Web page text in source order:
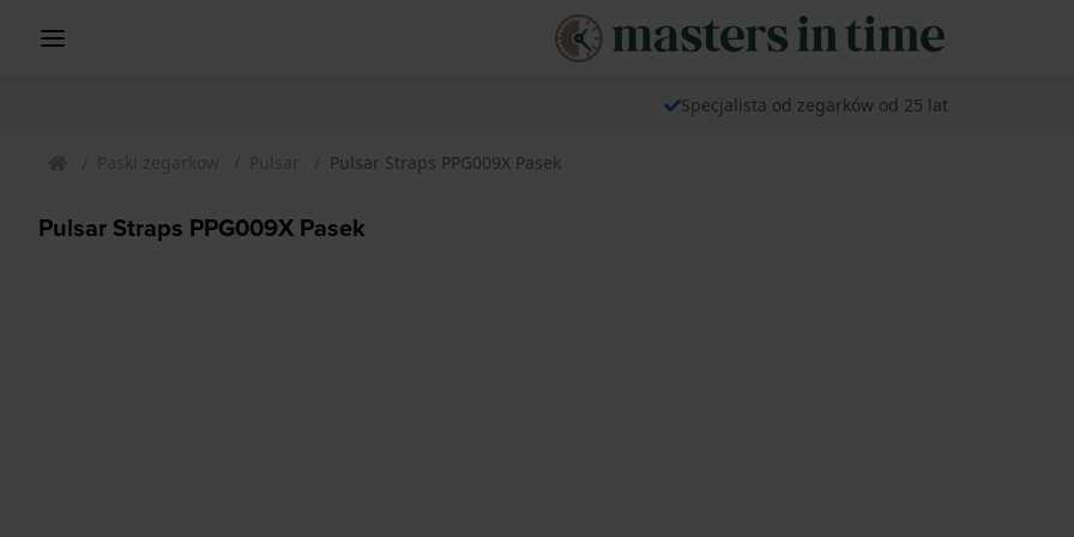
Specjalista od zegarków od 25 lat
Paski zegarkow Pulsar Pulsar Straps PPG009X Pasek
Pulsar Straps PPG009X Pasek